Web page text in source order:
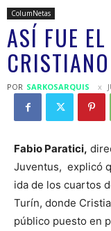
ColumNetas
ASÍ FUE
POR SARKOSARQUIS
Fabio Paratici,
Juventus, explicó
ida de los cuartos
Turín, donde
público puesto en